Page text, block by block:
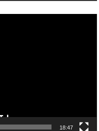
18:47